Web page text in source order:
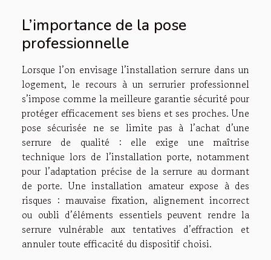
L’importance de la pose
professionnelle
Lorsque l’on envisage l’installation serrure dans un
logement, le recours à un serrurier professionnel
s’impose comme la meilleure garantie sécurité pour
protéger efficacement ses biens et ses proches. Une
pose sécurisée ne se limite pas à l’achat d’une
serrure de qualité : elle exige une maîtrise
technique lors de l’installation porte, notamment
pour l’adaptation précise de la serrure au dormant
de porte. Une installation amateur expose à des
risques : mauvaise fixation, alignement incorrect
ou oubli d’éléments essentiels peuvent rendre la
serrure vulnérable aux tentatives d’effraction et
annuler toute efficacité du dispositif choisi.